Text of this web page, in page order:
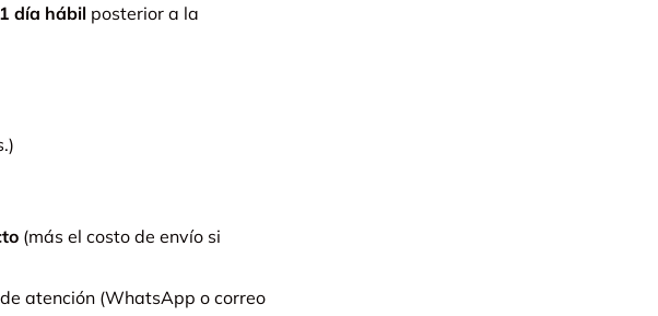
día hábil posterior a la
(más el costo de envío si
atención (WhatsApp o correo